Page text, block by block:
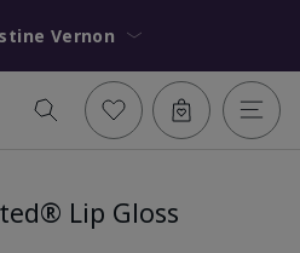
Christine Vernon
Lip Gloss